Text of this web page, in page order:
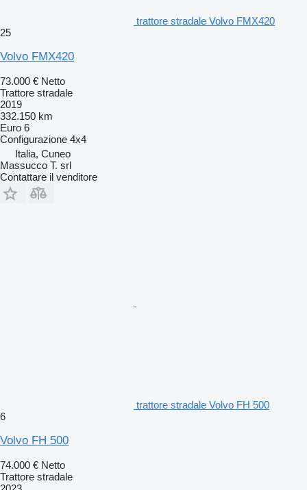
trattore stradale Volvo FMX420
25
Volvo FMX420
73.000 € Netto
Trattore stradale
2019
332.150 km
Euro 6
Configurazione 4x4
Italia, Cuneo
Massucco T. srl
Contattare il venditore
trattore stradale Volvo FH 500
6
Volvo FH 500
74.000 € Netto
Trattore stradale